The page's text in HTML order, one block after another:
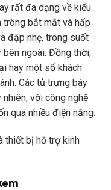
rất đa dạng về kiểu
trông bắt mắt và hấp
đập nhẹ, trong suốt
bên ngoài. Đồng thời,
hay một số khách
Các tủ trưng bày
với công nghệ
quá nhiều điện năng.
thiết bị hỗ trợ kinh